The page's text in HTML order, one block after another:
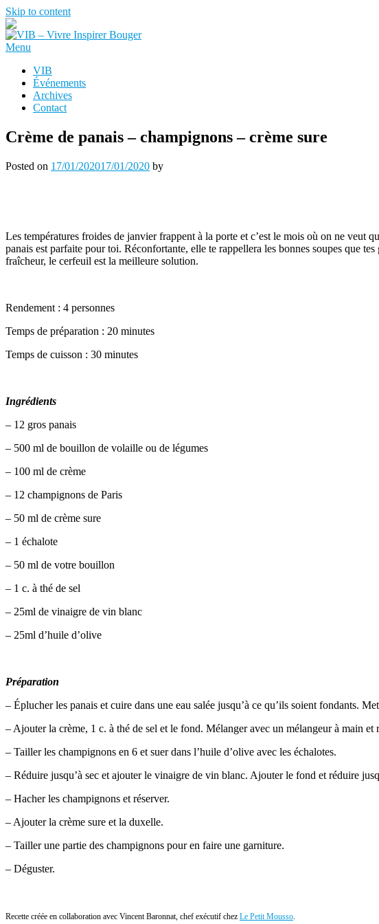
Skip to content
Menu
VIB
Événements
Archives
Contact
Crème de panais – champignons – crème sure
Posted on 17/01/202017/01/2020 by
Les températures froides de janvier frappent à la porte et c’est le mois où on ne veut
panais est parfaite pour toi. Réconfortante, elle te rappellera les bonnes soupes que
fraîcheur, le cerfeuil est la meilleure solution.
Rendement : 4 personnes
Temps de préparation : 20 minutes
Temps de cuisson : 30 minutes
Ingrédients
– 12 gros panais
– 500 ml de bouillon de volaille ou de légumes
– 100 ml de crème
– 12 champignons de Paris
– 50 ml de crème sure
– 1 échalote
– 50 ml de votre bouillon
– 1 c. à thé de sel
– 25ml de vinaigre de vin blanc
– 25ml d’huile d’olive
Préparation
– Éplucher les panais et cuire dans une eau salée jusqu’à ce qu’ils soient fondants.
– Ajouter la crème, 1 c. à thé de sel et le fond. Mélanger avec un mélangeur à main et
– Tailler les champignons en 6 et suer dans l’huile d’olive avec les échalotes.
– Réduire jusqu’à sec et ajouter le vinaigre de vin blanc. Ajouter le fond et réduire
– Hacher les champignons et réserver.
– Ajouter la crème sure et la duxelle.
– Tailler une partie des champignons pour en faire une garniture.
– Déguster.
Recette créée en collaboration avec Vincent Baronnat, chef exécutif chez Le Petit Mousso.